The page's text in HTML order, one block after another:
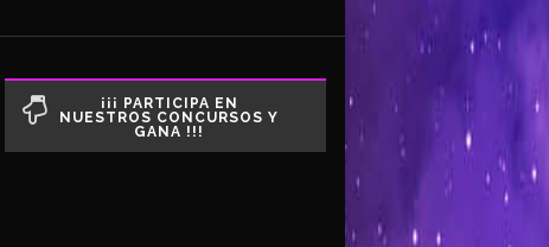
¡¡¡ PARTICIPA EN
NUESTROS CONCURSOS Y
GANA !!!